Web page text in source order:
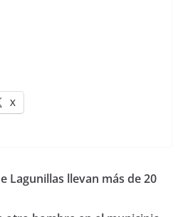
X
Lagunillas llevan más de 20